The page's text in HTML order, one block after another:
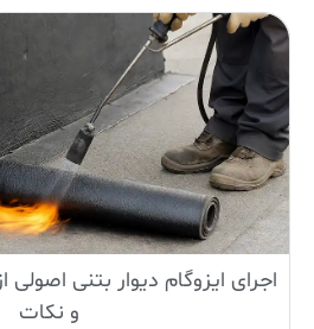
اجرای ایزوگام دیوار بتنی
و نکات